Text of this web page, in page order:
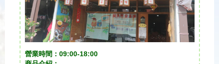
營業時間：09:00-18:00